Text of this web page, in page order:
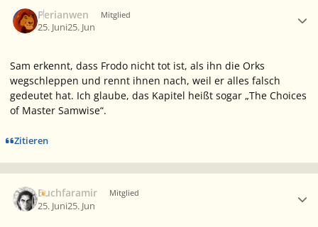
Perianwen Mitglied
25. Juni25. Jun
Sam erkennt, dass Frodo nicht tot ist, als ihn die Orks
wegschleppen und rennt ihnen nach, weil er alles falsch
gedeutet hat. Ich glaube, das Kapitel heißt sogar „The Choices
of Master Samwise“.
Zitieren
Buchfaramir Mitglied
25. Juni25. Jun